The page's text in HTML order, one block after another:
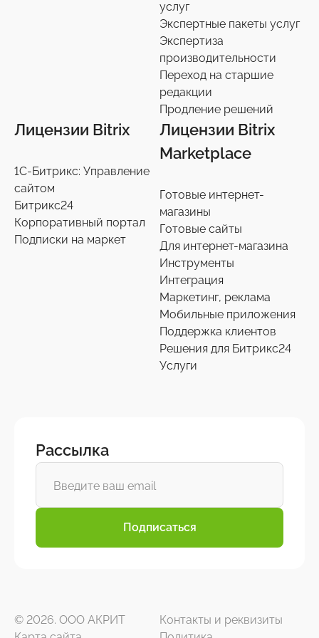
Настройки интеграций с маркетплайсами
Экспертиза производительности
Переход на старшие редакции8
услуг
Экспертные пакеты услуг
Экспертиза
производительности
Переход на старшие
редакции
Продление решений
Лицензии Bitrix
1С-Битрикс: Управление
сайтом
Битрикс24
Корпоративный портал
Подписки на маркет
Лицензии Bitrix
Marketplace
Готовые интернет-
магазины
Готовые сайты
Для интернет-магазина
Инструменты
Интеграция
Маркетинг, реклама
Мобильные приложения
Поддержка клиентов
Решения для Битрикс24
Услуги
Рассылка
Подписаться
© 2026. ООО АКРИТ
Контакты и реквизиты